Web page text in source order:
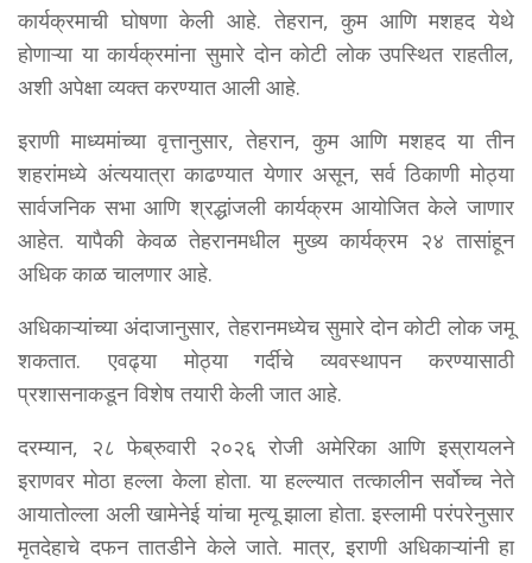
कार्यक्रमाची घोषणा केली आहे. तेहरान, कुम आणि मशहद येथे
होणाऱ्या या कार्यक्रमांना सुमारे दोन कोटी लोक उपस्थित राहतील,
अशी अपेक्षा व्यक्त करण्यात आली आहे.
इराणी माध्यमांच्या वृत्तानुसार, तेहरान, कुम आणि मशहद या तीन
शहरांमध्ये अंत्ययात्रा काढण्यात येणार असून, सर्व ठिकाणी मोठ्या
सार्वजनिक सभा आणि श्रद्धांजली कार्यक्रम आयोजित केले जाणार
आहेत. यापैकी केवळ तेहरानमधील मुख्य कार्यक्रम २४ तासांहून
अधिक काळ चालणार आहे.
अधिकाऱ्यांच्या अंदाजानुसार, तेहरानमध्येच सुमारे दोन कोटी लोक जमू
शकतात. एवढ्या मोठ्या गर्दीचे व्यवस्थापन करण्यासाठी
प्रशासनाकडून विशेष तयारी केली जात आहे.
दरम्यान, २८ फेब्रुवारी २०२६ रोजी अमेरिका आणि इस्रायलने
इराणवर मोठा हल्ला केला होता. या हल्ल्यात तत्कालीन सर्वोच्च नेते
आयातोल्ला अली खामेनेई यांचा मृत्यू झाला होता. इस्लामी परंपरेनुसार
मृतदेहाचे दफन तातडीने केले जाते. मात्र, इराणी अधिकाऱ्यांनी हा